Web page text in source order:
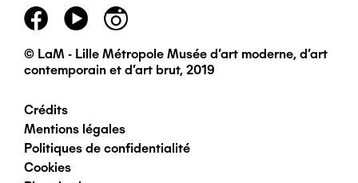
principal
© LaM - Lille Métropole Musée d'art moderne, d'art
contemporain et d'art brut, 2019
Pied
de
Crédits
Mentions légales
Politiques de confidentialité
Cookies